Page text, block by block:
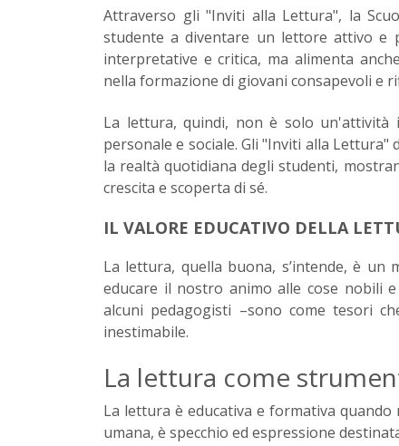
Attraverso gli "Inviti alla Lettura", la
studente a diventare un lettore attivo e
interpretative e critica, ma alimenta
nella formazione di giovani consapevoli e
La lettura, quindi, non è solo
personale e sociale. Gli "Inviti alla
la realtà quotidiana degli studenti,
crescita e scoperta di sé.
IL VALORE EDUCATIVO DELLA
La lettura, quella buona, s’intende, è
educare il nostro animo alle cose nobili
alcuni pedagogisti –sono come tesori
inestimabile.
La lettura come
La lettura è educativa e formativa
umana, è specchio ed espressione